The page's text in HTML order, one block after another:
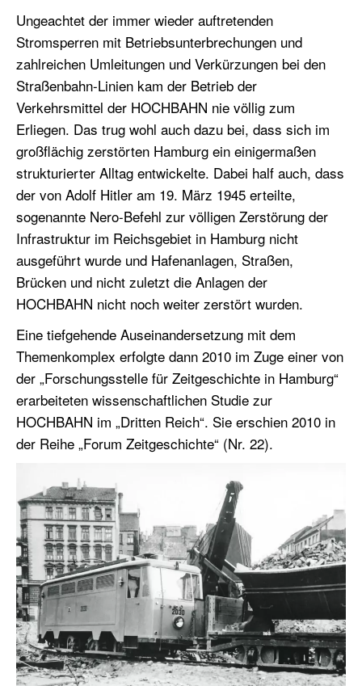
Ungeachtet der immer wieder auftretenden
Stromsperren mit Betriebsunterbrechungen und
zahlreichen Umleitungen und Verkürzungen bei den
Straßenbahn-Linien kam der Betrieb der
Verkehrsmittel der HOCHBAHN nie völlig zum
Erliegen. Das trug wohl auch dazu bei, dass sich im
großflächig zerstörten Hamburg ein einigermaßen
strukturierter Alltag entwickelte. Dabei half auch, dass
der von Adolf Hitler am 19. März 1945 erteilte,
sogenannte Nero-Befehl zur völligen Zerstörung der
Infrastruktur im Reichsgebiet in Hamburg nicht
ausgeführt wurde und Hafenanlagen, Straßen,
Brücken und nicht zuletzt die Anlagen der
HOCHBAHN nicht noch weiter zerstört wurden.
Eine tiefgehende Auseinandersetzung mit dem
Themenkomplex erfolgte dann 2010 im Zuge einer von
der „Forschungsstelle für Zeitgeschichte in Hamburg“
erarbeiteten wissenschaftlichen Studie zur
HOCHBAHN im „Dritten Reich“. Sie erschien 2010 in
der Reihe „Forum Zeitgeschichte“ (Nr. 22).